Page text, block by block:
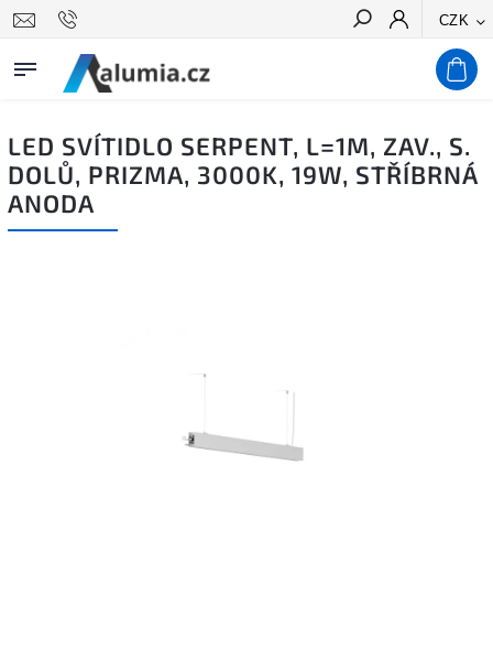
CZK
Hledat
LED SVÍTIDLO SERPENT, L=1M, ZAV., S.
DOLŮ, PRIZMA, 3000K, 19W, STŘÍBRNÁ
ANODA